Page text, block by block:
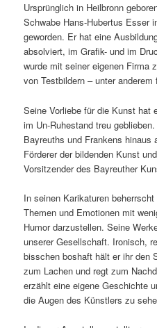
Ursprünglich in Heilbronn
Schwabe Hans-Hubertus Esser
geworden. Er hat eine
absolviert, im Grafik- und im
wurde mit seiner eigenen Firma
von Testbildern – unter anderem
Seine Vorliebe für die Kunst hat
im Un-Ruhestand treu
Bayreuths und Frankens hinaus
Förderer der bildenden Kunst
Vorsitzender des Bayreuther
In seinen Karikaturen
Themen und Emotionen mit
Humor darzustellen. Seine
unserer Gesellschaft. Ironisch,
bisschen boshaft hält er ihr den
zum Lachen und regt zum
erzählt eine eigene Geschichte
die Augen des Künstlers zu